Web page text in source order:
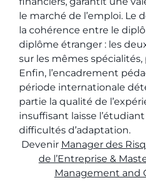
le marché de l’emploi. Le
la cohérence entre le
diplôme étranger : les
sur les mêmes
Enfin, l’encadrement
période internationale
partie la qualité de
insuffisant laisse
difficultés d’adaptation.
Devenir Manager des
de l’Entreprise &
Management and